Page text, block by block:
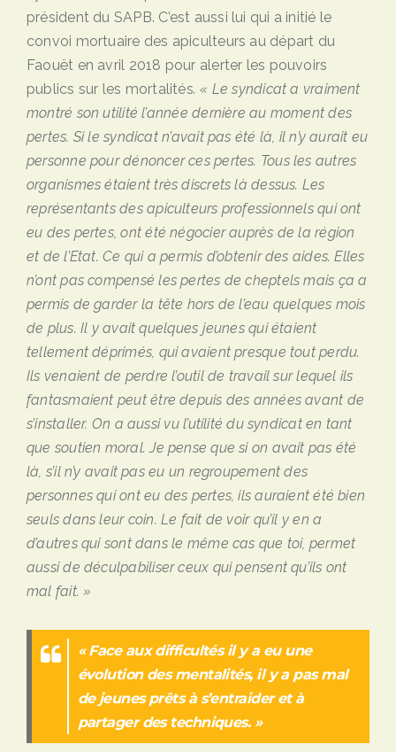
président du SAPB. C’est aussi lui qui a initié le
convoi mortuaire des apiculteurs au départ du
Faouët en avril 2018 pour alerter les pouvoirs
publics sur les mortalités.« Le syndicat a vraiment
montré son utilité l’année dernière au moment des
pertes. Si le syndicat n’avait pas été là, il n’y aurait eu
personne pour dénoncer ces pertes. Tous les autres
organismes étaient très discrets là dessus. Les
représentants des apiculteurs professionnels qui ont
eu des pertes, ont été négocier auprès de la région
et de l’Etat. Ce qui a permis d’obtenir des aides. Elles
n’ont pas compensé les pertes de cheptels mais ça a
permis de garder la tête hors de l’eau quelques mois
de plus. Il y avait quelques jeunes qui étaient
tellement déprimés, qui avaient presque tout perdu.
Ils venaient de perdre l’outil de travail sur lequel ils
fantasmaient peut être depuis des années avant de
s’installer. On a aussi vu l’utilité du syndicat en tant
que soutien moral. Je pense que si on avait pas été
là, s’il n’y avait pas eu un regroupement des
personnes qui ont eu des pertes, ils auraient été bien
seuls dans leur coin. Le fait de voir qu’il y en a
d’autres qui sont dans le même cas que toi, permet
aussi de déculpabiliser ceux qui pensent qu’ils ont
mal fait. »
« Face aux difficultés il y a eu une
évolution des mentalités, il y a pas mal
de jeunes prêts à s’entraider et à
partager des techniques. »